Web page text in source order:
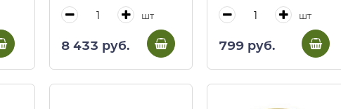
лимонами, паста
Конкильони, соус
томатный с
базиликом)
шт
8 433 руб.
шт
799 руб.